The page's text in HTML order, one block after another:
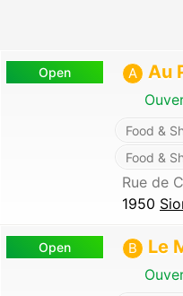
Open A Au
Food &
Food &
Rue de
1950
Open B Le